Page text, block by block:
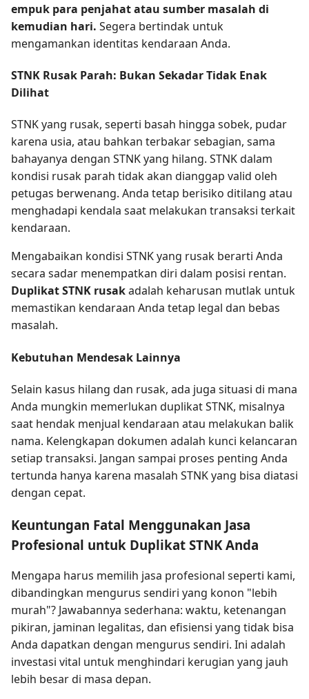
empuk para penjahat atau sumber masalah di
kemudian hari. Segera bertindak untuk
mengamankan identitas kendaraan Anda.
STNK Rusak Parah: Bukan Sekadar Tidak Enak
Dilihat
STNK yang rusak, seperti basah hingga sobek, pudar
karena usia, atau bahkan terbakar sebagian, sama
bahayanya dengan STNK yang hilang. STNK dalam
kondisi rusak parah tidak akan dianggap valid oleh
petugas berwenang. Anda tetap berisiko ditilang atau
menghadapi kendala saat melakukan transaksi terkait
kendaraan.
Mengabaikan kondisi STNK yang rusak berarti Anda
secara sadar menempatkan diri dalam posisi rentan.
Duplikat STNK rusakadalah keharusan mutlak untuk
memastikan kendaraan Anda tetap legal dan bebas
masalah.
Kebutuhan Mendesak Lainnya
Selain kasus hilang dan rusak, ada juga situasi di mana
Anda mungkin memerlukan duplikat STNK, misalnya
saat hendak menjual kendaraan atau melakukan balik
nama. Kelengkapan dokumen adalah kunci kelancaran
setiap transaksi. Jangan sampai proses penting Anda
tertunda hanya karena masalah STNK yang bisa diatasi
dengan cepat.
Keuntungan Fatal Menggunakan Jasa
Profesional untuk Duplikat STNK Anda
Mengapa harus memilih jasa profesional seperti kami,
dibandingkan mengurus sendiri yang konon "lebih
murah"? Jawabannya sederhana: waktu, ketenangan
pikiran, jaminan legalitas, dan efisiensi yang tidak bisa
Anda dapatkan dengan mengurus sendiri. Ini adalah
investasi vital untuk menghindari kerugian yang jauh
lebih besar di masa depan.